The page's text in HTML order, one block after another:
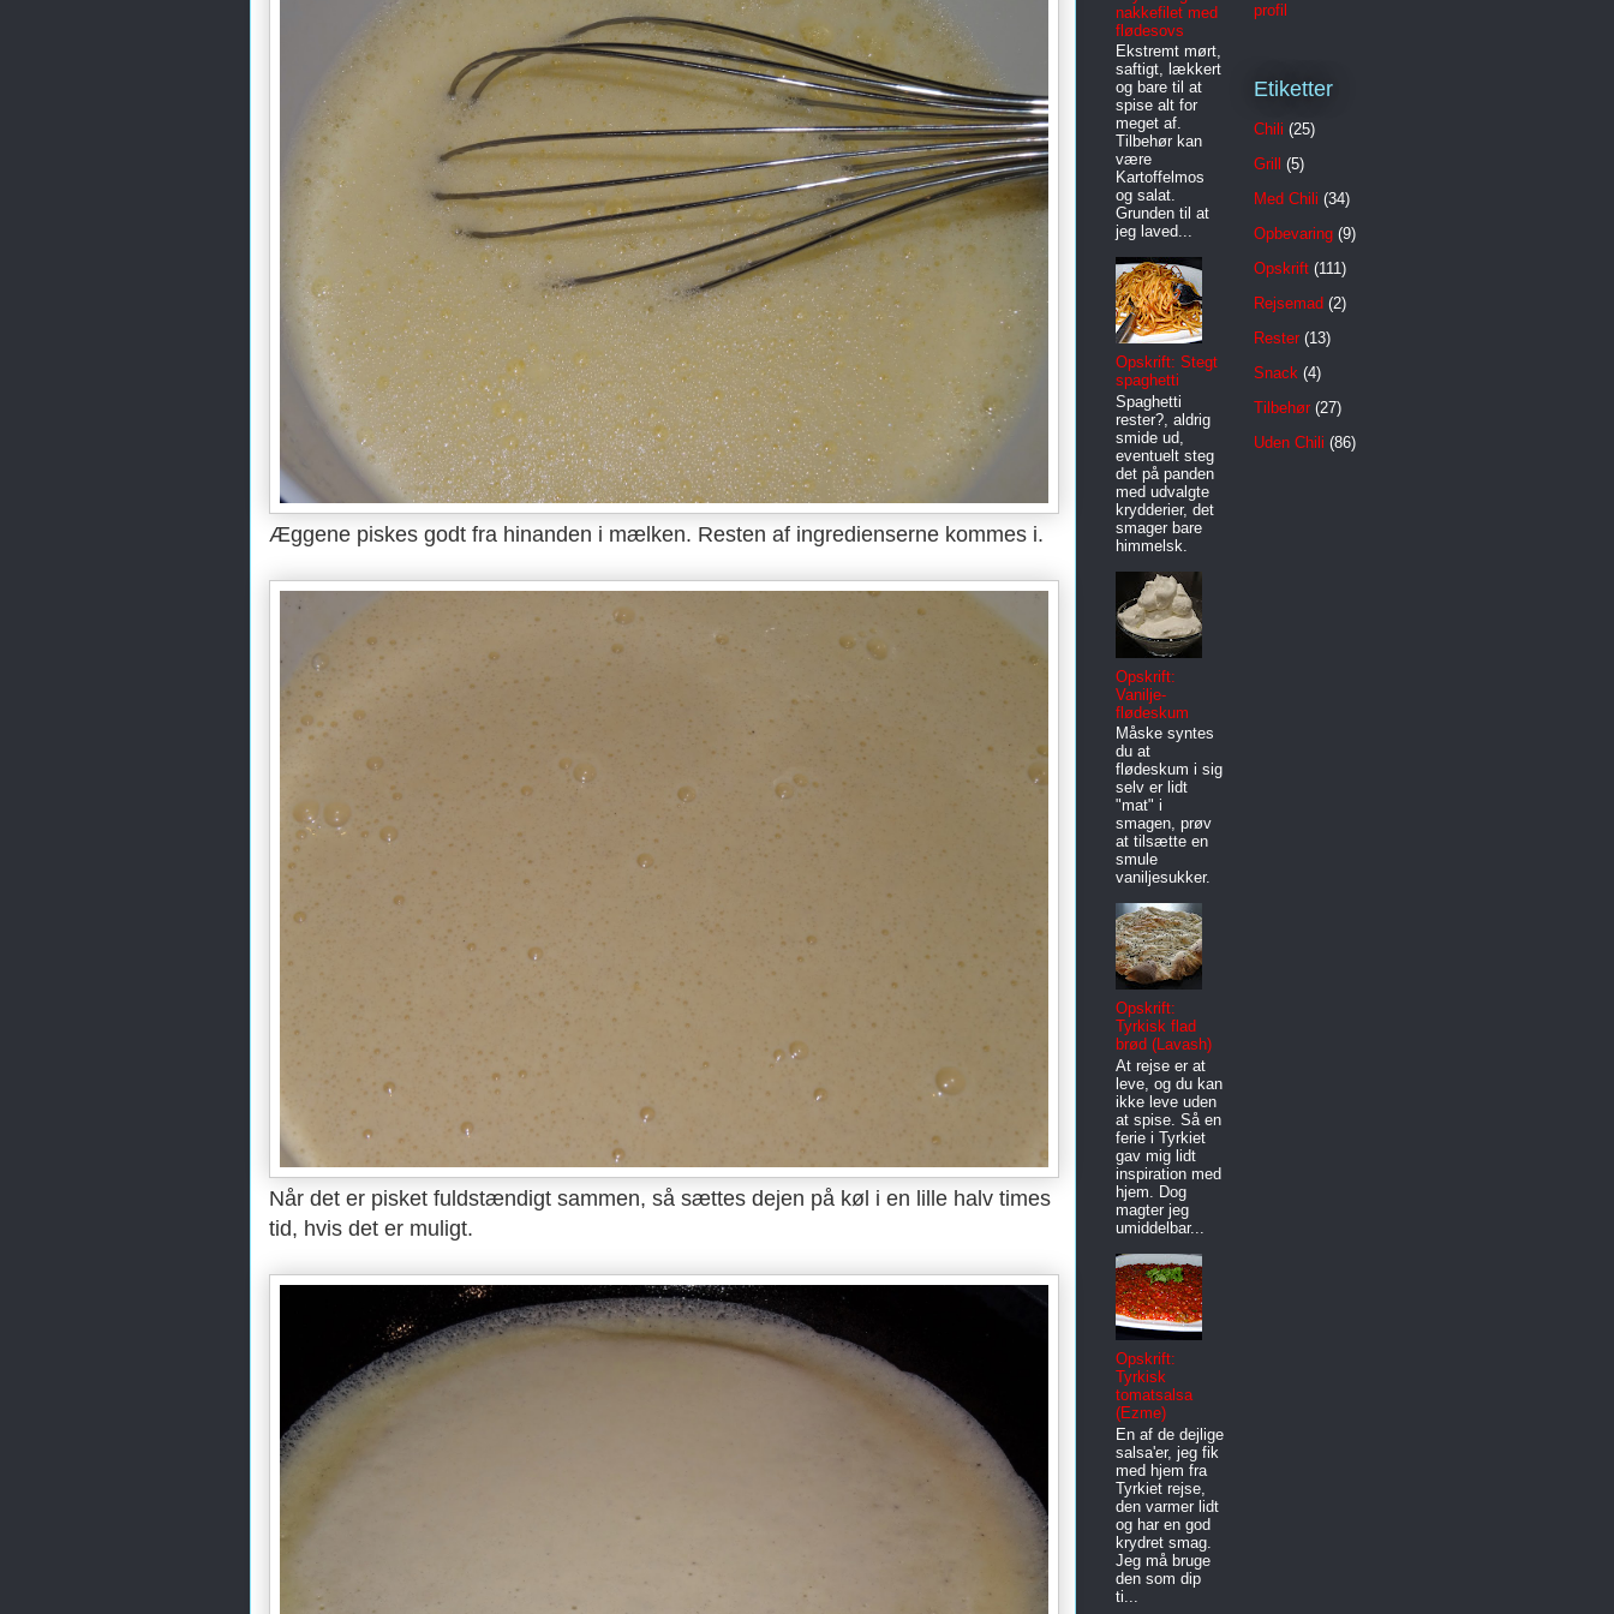
Æggene piskes godt fra hinanden i mælken. Resten af ingredienserne kommes i.
Når det er pisket fuldstændigt sammen, så sættes dejen på køl i en lille halv times
tid, hvis det er muligt.
nakkefilet med
flødesovs
Ekstremt mørt,
saftigt, lækkert
og bare til at
spise alt for
meget af.
Tilbehør kan
være
Kartoffelmos
og salat.
Grunden til at
jeg laved...
Opskrift: Stegt
spaghetti
Spaghetti
rester?, aldrig
smide ud,
eventuelt steg
det på panden
med udvalgte
krydderier, det
smager bare
himmelsk.
Opskrift:
Vanilje-
flødeskum
Måske syntes
du at
flødeskum i sig
selv er lidt
"mat" i
smagen, prøv
at tilsætte en
smule
vaniljesukker.
Opskrift:
Tyrkisk flad
brød (Lavash)
At rejse er at
leve, og du kan
ikke leve uden
at spise. Så en
ferie i Tyrkiet
gav mig lidt
inspiration med
hjem. Dog
magter jeg
umiddelbar...
Opskrift:
Tyrkisk
tomatsalsa
(Ezme)
En af de dejlige
salsa'er, jeg fik
med hjem fra
Tyrkiet rejse,
den varmer lidt
og har en god
krydret smag.
Jeg må bruge
den som dip
ti...
profil
Etiketter
Chili (25)
Grill
(5)
Med Chili (34)
Opbevaring (9)
Opskrift (111)
Rejsemad (2)
Rester (13)
Snack (4)
Tilbehør (27)
Uden Chili (86)